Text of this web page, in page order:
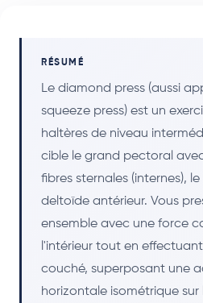
RÉSUMÉ
Le diamond press (aussi
squeeze press) est un
haltères de niveau
cible le grand pectoral
fibres sternales (internes),
deltoïde antérieur. Vous
ensemble avec une force
l'intérieur tout en
couché, superposant une
horizontale isométrique